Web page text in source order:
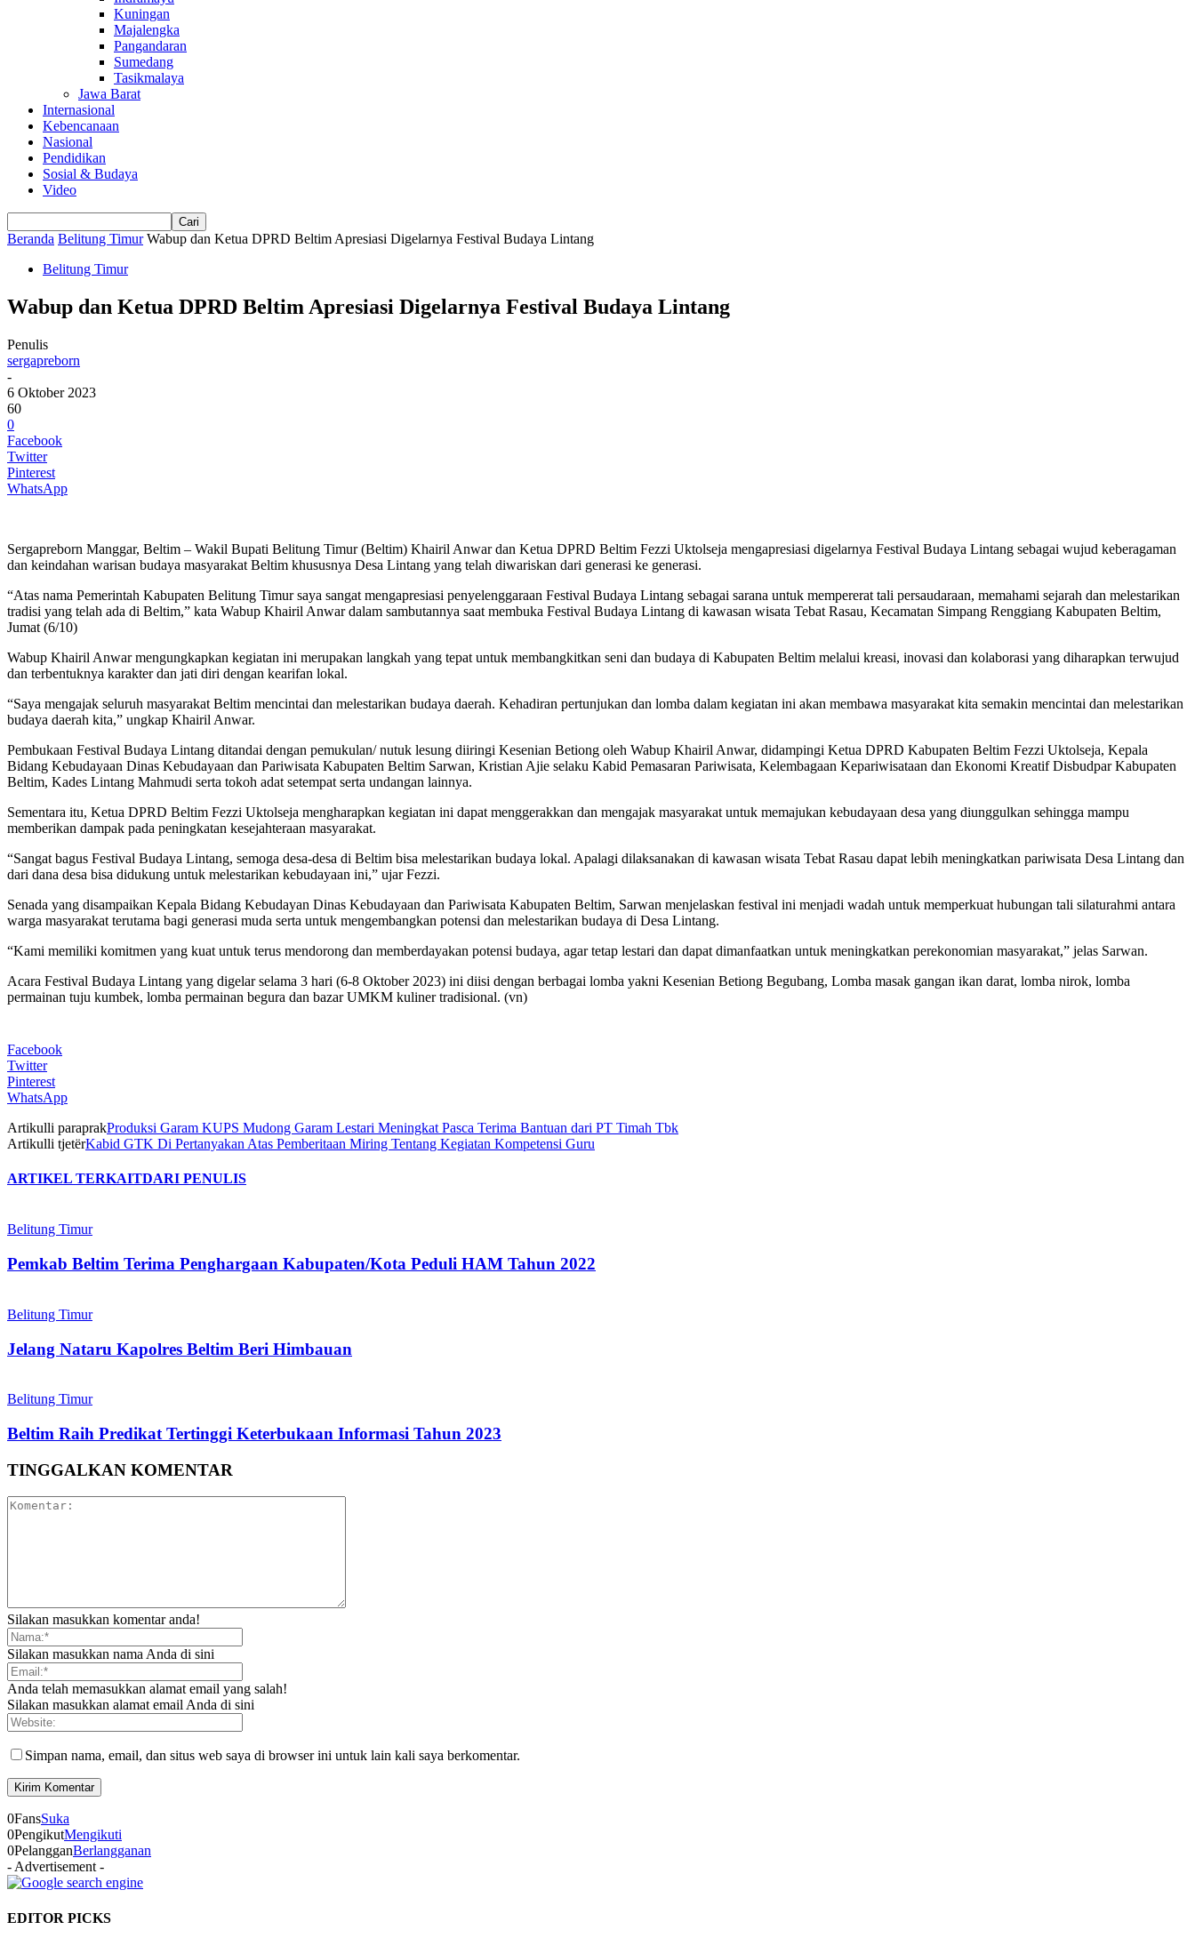
Kuningan
Majalengka
Pangandaran
Sumedang
Tasikmalaya
Jawa Barat
Internasional
Kebencanaan
Nasional
Pendidikan
Sosial & Budaya
Video
Beranda Belitung Timur Wabup dan Ketua DPRD Beltim Apresiasi Digelarnya Festival Budaya Lintang
Belitung Timur
Wabup dan Ketua DPRD Beltim Apresiasi Digelarnya Festival Budaya Lintang
Penulis
sergapreborn
-
6 Oktober 2023
60
0
Facebook
Twitter
Pinterest
WhatsApp
Sergapreborn Manggar, Beltim – Wakil Bupati Belitung Timur (Beltim) Khairil Anwar dan Ketua DPRD Beltim Fezzi Uktolseja mengapresiasi digelarnya Festival Budaya Lintang sebagai wujud keberagaman
dan keindahan warisan budaya masyarakat Beltim khususnya Desa Lintang yang telah diwariskan dari generasi ke generasi.
“Atas nama Pemerintah Kabupaten Belitung Timur saya sangat mengapresiasi penyelenggaraan Festival Budaya Lintang sebagai sarana untuk mempererat tali persaudaraan, memahami sejarah dan melestarikan
tradisi yang telah ada di Beltim,” kata Wabup Khairil Anwar dalam sambutannya saat membuka Festival Budaya Lintang di kawasan wisata Tebat Rasau, Kecamatan Simpang Renggiang Kabupaten Beltim,
Jumat (6/10)
Wabup Khairil Anwar mengungkapkan kegiatan ini merupakan langkah yang tepat untuk membangkitkan seni dan budaya di Kabupaten Beltim melalui kreasi, inovasi dan kolaborasi yang diharapkan terwujud
dan terbentuknya karakter dan jati diri dengan kearifan lokal.
“Saya mengajak seluruh masyarakat Beltim mencintai dan melestarikan budaya daerah. Kehadiran pertunjukan dan lomba dalam kegiatan ini akan membawa masyarakat kita semakin mencintai dan melestarikan
budaya daerah kita,” ungkap Khairil Anwar.
Pembukaan Festival Budaya Lintang ditandai dengan pemukulan/ nutuk lesung diiringi Kesenian Betiong oleh Wabup Khairil Anwar, didampingi Ketua DPRD Kabupaten Beltim Fezzi Uktolseja, Kepala
Bidang Kebudayaan Dinas Kebudayaan dan Pariwisata Kabupaten Beltim Sarwan, Kristian Ajie selaku Kabid Pemasaran Pariwisata, Kelembagaan Kepariwisataan dan Ekonomi Kreatif Disbudpar Kabupaten
Beltim, Kades Lintang Mahmudi serta tokoh adat setempat serta undangan lainnya.
Sementara itu, Ketua DPRD Beltim Fezzi Uktolseja mengharapkan kegiatan ini dapat menggerakkan dan mengajak masyarakat untuk memajukan kebudayaan desa yang diunggulkan sehingga mampu
memberikan dampak pada peningkatan kesejahteraan masyarakat.
“Sangat bagus Festival Budaya Lintang, semoga desa-desa di Beltim bisa melestarikan budaya lokal. Apalagi dilaksanakan di kawasan wisata Tebat Rasau dapat lebih meningkatkan pariwisata Desa Lintang dan
dari dana desa bisa didukung untuk melestarikan kebudayaan ini,” ujar Fezzi.
Senada yang disampaikan Kepala Bidang Kebudayan Dinas Kebudayaan dan Pariwisata Kabupaten Beltim, Sarwan menjelaskan festival ini menjadi wadah untuk memperkuat hubungan tali silaturahmi antara
warga masyarakat terutama bagi generasi muda serta untuk mengembangkan potensi dan melestarikan budaya di Desa Lintang.
“Kami memiliki komitmen yang kuat untuk terus mendorong dan memberdayakan potensi budaya, agar tetap lestari dan dapat dimanfaatkan untuk meningkatkan perekonomian masyarakat,” jelas Sarwan.
Acara Festival Budaya Lintang yang digelar selama 3 hari (6-8 Oktober 2023) ini diisi dengan berbagai lomba yakni Kesenian Betiong Begubang, Lomba masak gangan ikan darat, lomba nirok, lomba
permainan tuju kumbek, lomba permainan begura dan bazar UMKM kuliner tradisional. (vn)
Facebook
Twitter
Pinterest
WhatsApp
Artikulli paraprakProduksi Garam KUPS Mudong Garam Lestari Meningkat Pasca Terima Bantuan dari PT Timah Tbk
Artikulli tjetërKabid GTK Di Pertanyakan Atas Pemberitaan Miring Tentang Kegiatan Kompetensi Guru
ARTIKEL TERKAITDARI PENULIS
Belitung Timur
Pemkab Beltim Terima Penghargaan Kabupaten/Kota Peduli HAM Tahun 2022
Belitung Timur
Jelang Nataru Kapolres Beltim Beri Himbauan
Belitung Timur
Beltim Raih Predikat Tertinggi Keterbukaan Informasi Tahun 2023
TINGGALKAN KOMENTAR
Silakan masukkan komentar anda!
Silakan masukkan nama Anda di sini
Anda telah memasukkan alamat email yang salah!
Silakan masukkan alamat email Anda di sini
Simpan nama, email, dan situs web saya di browser ini untuk lain kali saya berkomentar.
0FansSuka
0PengikutMengikuti
0PelangganBerlangganan
- Advertisement -
EDITOR PICKS